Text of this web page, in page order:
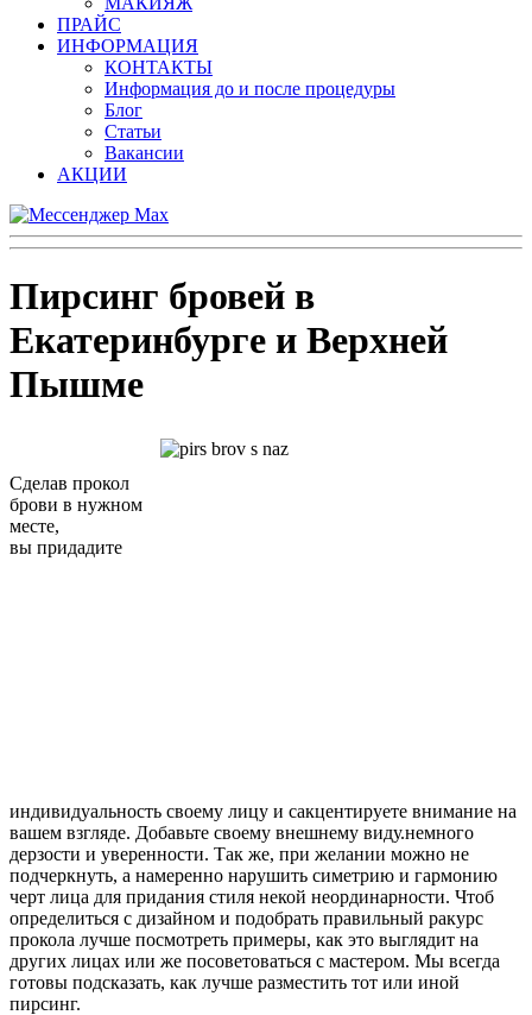
ПРАЙС
ИНФОРМАЦИЯ
КОНТАКТЫ
Информация до и после процедуры
Блог
Статьи
Вакансии
АКЦИИ
Пирсинг бровей в
Екатеринбурге и Верхней
Пышме
Сделав прокол
брови в нужном
месте,
вы придадите
индивидуальность своему лицу и сакцентируете внимание на
вашем взгляде. Добавьте своему внешнему виду.немного
дерзости и уверенности. Так же, при желании можно не
подчеркнуть, а намеренно нарушить симетрию и гармонию
черт лица для придания стиля некой неординарности. Чтоб
определиться с дизайном и подобрать правильный ракурс
прокола лучше посмотреть примеры, как это выглядит на
других лицах или же посоветоваться с мастером. Мы всегда
готовы подсказать, как лучше разместить тот или иной
пирсинг.